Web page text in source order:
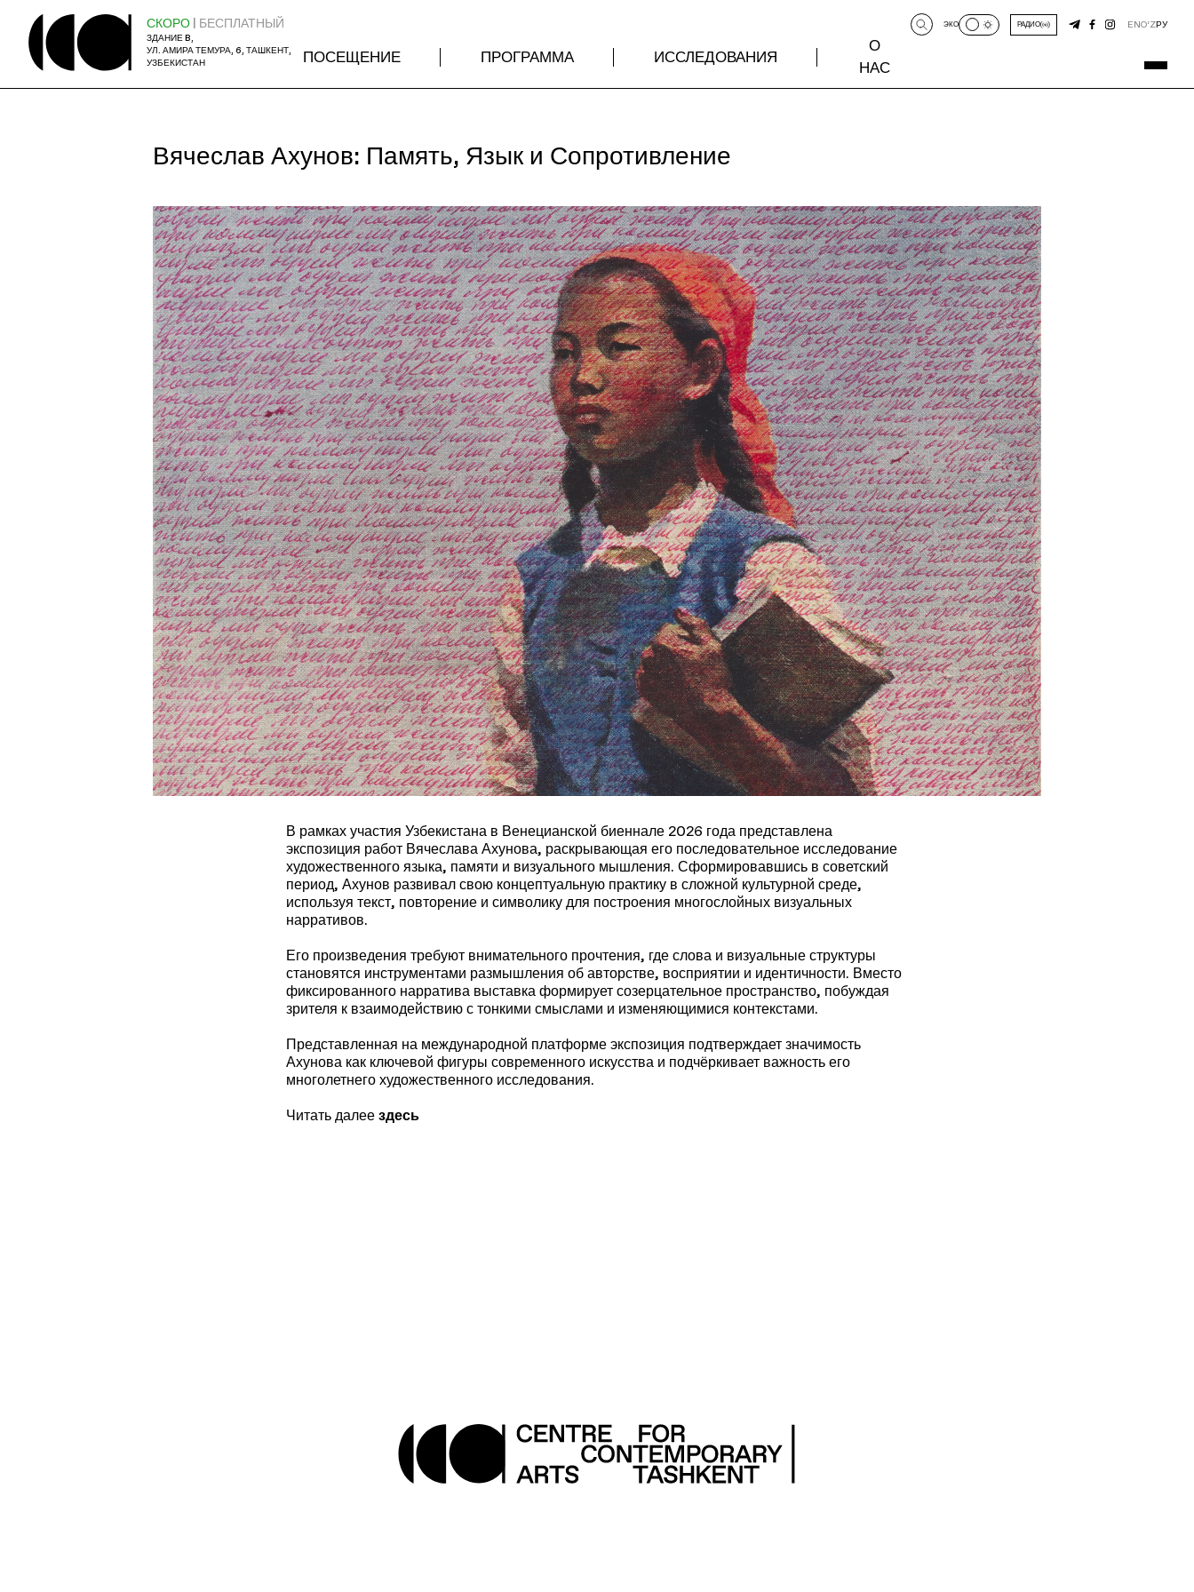
СКОРО | БЕСПЛАТНЫЙ
ЗДАНИЕ B,
УЛ. АМИРА ТЕМУРА, 6, ТАШКЕНТ,
УЗБЕКИСТАН
ПОСЕЩЕНИЕ ПРОГРАММА ИССЛЕДОВАНИЯ
О
НАС
ЭКО РАДИО ENO‘ZРУ
Вячеслав Ахунов: Память, Язык и Сопротивление
В рамках участия Узбекистана в Венецианской биеннале 2026 года представлена
экспозиция работ Вячеслава Ахунова, раскрывающая его последовательное исследование
художественного языка, памяти и визуального мышления. Сформировавшись в советский
период, Ахунов развивал свою концептуальную практику в сложной культурной среде,
используя текст, повторение и символику для построения многослойных визуальных
нарративов.
Его произведения требуют внимательного прочтения, где слова и визуальные структуры
становятся инструментами размышления об авторстве, восприятии и идентичности. Вместо
фиксированного нарратива выставка формирует созерцательное пространство, побуждая
зрителя к взаимодействию с тонкими смыслами и изменяющимися контекстами.
Представленная на международной платформе экспозиция подтверждает значимость
Ахунова как ключевой фигуры современного искусства и подчёркивает важность его
многолетнего художественного исследования.
Читать далее здесь